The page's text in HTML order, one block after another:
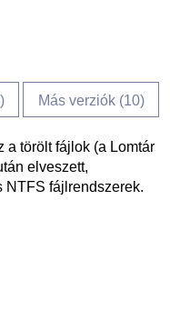
) Más verziók (10)
a törölt fájlok (a Lomtár
elveszett,
NTFS fájlrendszerek.